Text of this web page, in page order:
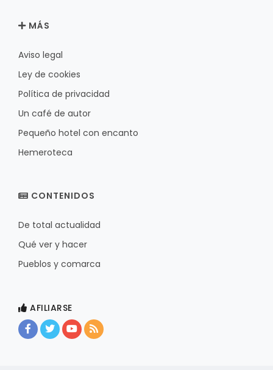
MÁS
Aviso legal
Ley de cookies
Política de privacidad
Un café de autor
Pequeño hotel con encanto
Hemeroteca
CONTENIDOS
De total actualidad
Qué ver y hacer
Pueblos y comarca
AFILIARSE